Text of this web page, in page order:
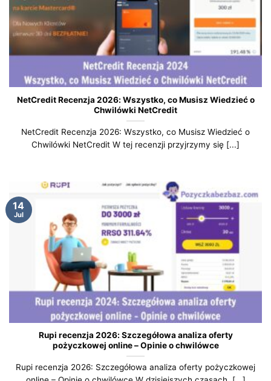
NetCredit Recenzja 2026: Wszystko, co Musisz Wiedzieć o
Chwilówki NetCredit
NetCredit Recenzja 2026: Wszystko, co Musisz Wiedzieć o
Chwilówki NetCredit W tej recenzji przyjrzymy się [...]
Rupi recenzja 2026: Szczegółowa analiza oferty
pożyczkowej online – Opinie o chwilówce
Rupi recenzja 2026: Szczegółowa analiza oferty pożyczkowej
14
Jul